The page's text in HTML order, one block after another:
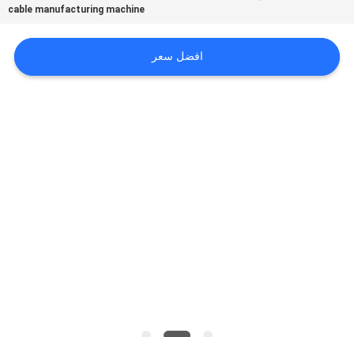
اتصل
cable manufacturing machine
افضل سعر